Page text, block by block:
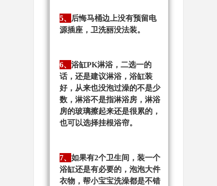
5、 后悔马桶边上没有预留电
源插座，卫洗丽没法装。
6、浴缸PK淋浴，二选一的
话，还是建议淋浴，浴缸装
好，从来也没泡过澡的不是少
数，淋浴不是指淋浴房，淋浴
房的玻璃擦起来还是很累的，
也可以选择挂根浴帘。
7、如果有2个卫生间，装一个
浴缸还是有必要的，泡泡大件
衣物，帮小宝宝洗澡都是不错